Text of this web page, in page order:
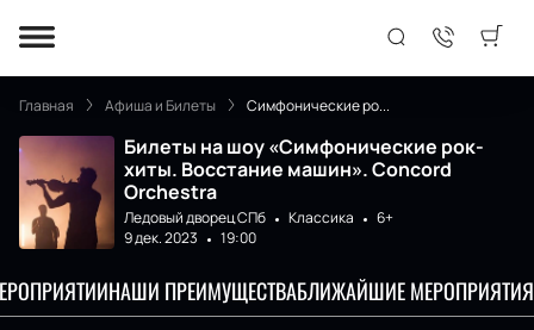
Главная Афиша и Билеты Симфонические ро...
Билеты на шоу «Симфонические рок-
хиты. Восстание машин». Concord
Orchestra
Ледовый дворец СПб Классика
6+
9 дек. 2023
19:00
НАШИ ПРЕИМУЩЕСТВАБЛИЖАЙШИЕ МЕРОПРИЯТИЯ